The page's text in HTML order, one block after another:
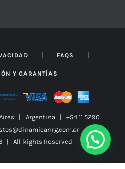
| FAQS |
Y GARANTÍAS
| Argentina | +54 11 5290
| All Rights Reserved